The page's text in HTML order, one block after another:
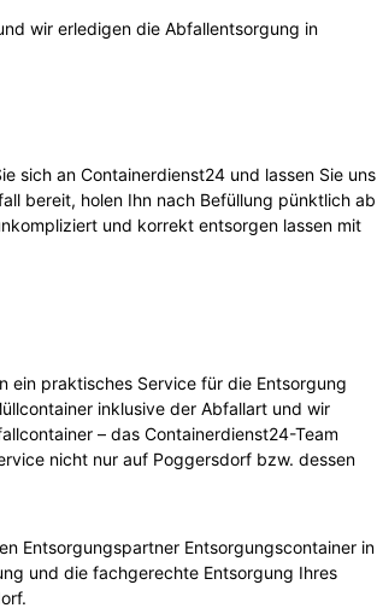
wir erledigen die Abfallentsorgung in
sich an Containerdienst24 und lassen Sie uns
bereit, holen Ihn nach Befüllung pünktlich ab
und korrekt entsorgen lassen mit
ein praktisches Service für die Entsorgung
inklusive der Abfallart und wir
– das Containerdienst24-Team
nicht nur auf Poggersdorf bzw. dessen
Entsorgungspartner Entsorgungscontainer in
und die fachgerechte Entsorgung Ihres